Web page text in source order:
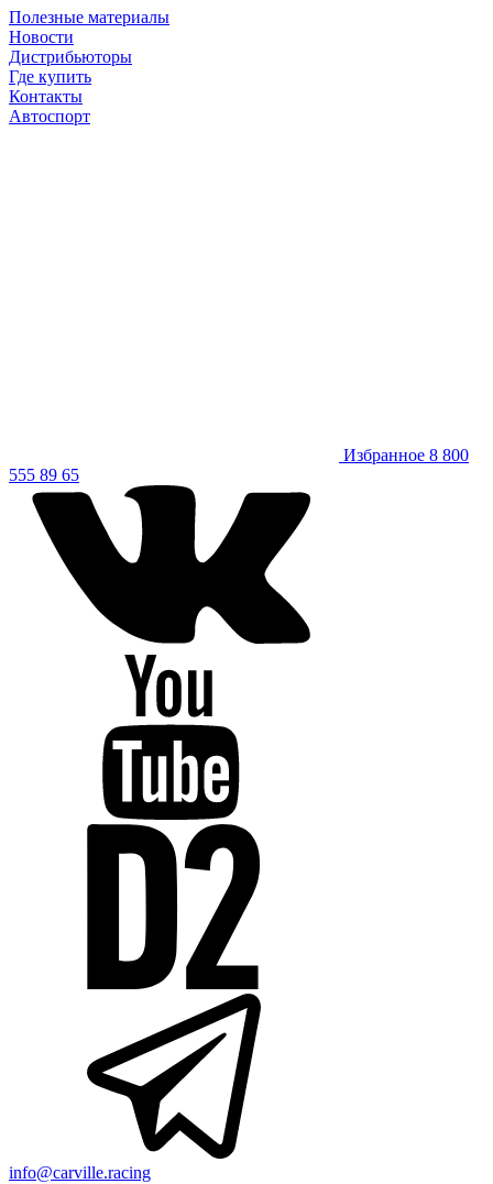
Полезные материалы
Новости
Дистрибьюторы
Где купить
Контакты
Автоспорт
Избранное 8 800
555 89 65
info@carville.racing